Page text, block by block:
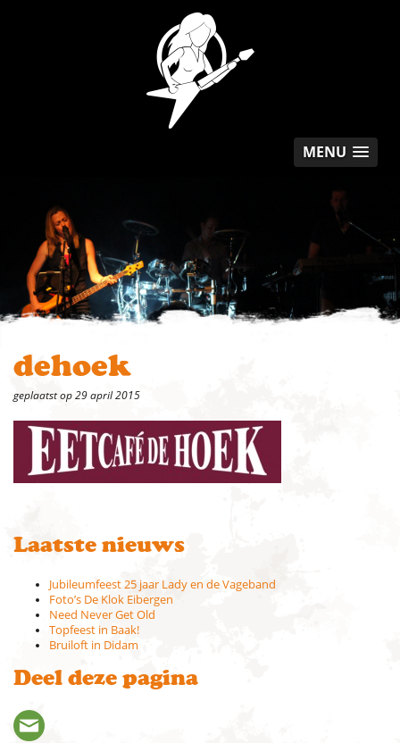
MENU
dehoek
geplaatst op 29 april 2015
Laatste nieuws
Jubileumfeest 25 jaar Lady en de Vageband
Foto’s De Klok Eibergen
Need Never Get Old
Topfeest in Baak!
Bruiloft in Didam
Deel deze pagina